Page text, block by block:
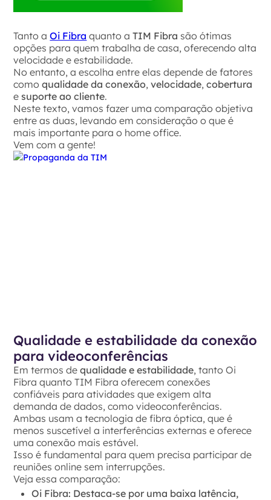
Tanto aOi Fibra quanto aTIM Fibra são ótimas
opções para quem trabalha de casa, oferecendo alta
velocidade e estabilidade.
No entanto, a escolha entre elas depende de fatores
comoqualidade da conexão,velocidade,cobertura
e suporte ao cliente.
Neste texto, vamos fazer uma comparação objetiva
entre as duas, levando em consideração o que é
mais importante para o home office.
Vem com a gente!
Qualidade e estabilidade da conexão
para videoconferências
Em termos dequalidade e estabilidade, tanto Oi
Fibra quanto TIM Fibra oferecem conexões
confiáveis para atividades que exigem alta
demanda de dados, como videoconferências.
Ambas usam a tecnologia de fibra óptica, que é
menos suscetível a interferências externas e oferece
uma conexão mais estável.
Isso é fundamental para quem precisa participar de
reuniões online sem interrupções.
Veja essa comparação:
Oi Fibra: Destaca-se por uma baixa latência,